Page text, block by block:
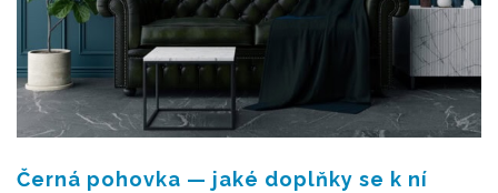
Černá pohovka — jaké doplňky se k ní